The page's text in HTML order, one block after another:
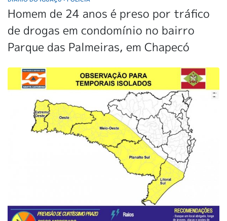
Homem de 24 anos é preso por tráfico
de drogas em condomínio no bairro
Parque das Palmeiras, em Chapecó